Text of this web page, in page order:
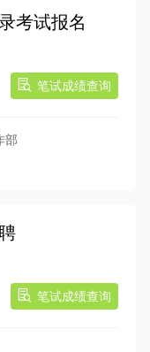
考试报名
笔试成绩查询
部
笔试成绩查询